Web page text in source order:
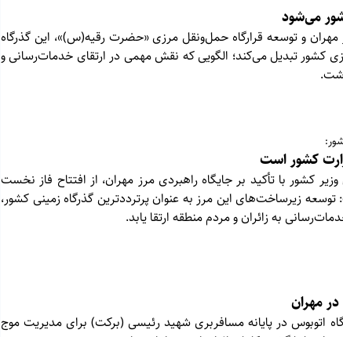
می‌شود
و توسعه قرارگاه حمل‌ونقل مرزی «حضرت رقیه(س)»، این گذرگاه
کشور تبدیل می‌کند؛ الگویی که نقش مهمی در ارتقای خدمات‌رسانی و
کشور است
کشور با تأکید بر جایگاه راهبردی مرز مهران، از افتتاح فاز نخست
زیرساخت‌های این مرز به عنوان پرترددترین گذرگاه زمینی کشور،
به زائران و مردم منطقه ارتقا یابد.
ایلام از استقرار یک هزار و ۲۰۰ دستگاه اتوبوس در پایانه مسافربری شهید رئیسی (برکت) برای مدیریت موج